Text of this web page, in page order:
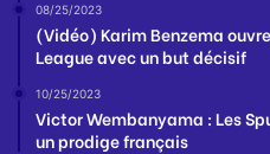
08/25/2023
(Vidéo) Karim Benzema
League avec un but décisif
10/25/2023
Victor Wembanyama : Les
un prodige français